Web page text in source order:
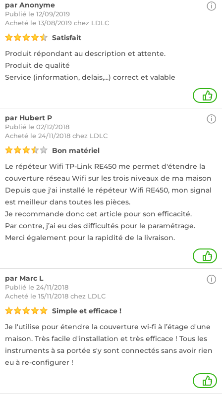
par Anonyme
Publié le 12/09/2019
Acheté le 13/08/2019 chez LDLC
Satisfait
Produit répondant au description et attente.
Produit de qualité
Service (information, delais,...) correct et valable
2
par Hubert P
Publié le 02/12/2018
Acheté le 24/11/2018 chez LDLC
Bon matériel
Le répéteur Wifi TP-Link RE450 me permet d'étendre la
couverture réseau Wifi sur les trois niveaux de ma maison
Depuis que j'ai installé le répéteur Wifi RE450, mon signal
est meilleur dans toutes les pièces.
Je recommande donc cet article pour son efficacité.
Par contre, j’ai eu des difficultés pour le paramétrage.
Merci également pour la rapidité de la livraison.
+
par Marc L
Publié le 24/11/2018
Acheté le 15/11/2018 chez LDLC
Simple et efficace !
Je l'utilise pour étendre la couverture wi-fi à l’étage d'une
maison. Très facile d'installation et très efficace ! Tous les
instruments à sa portée s'y sont connectés sans avoir rien
eu à re-configurer !
+